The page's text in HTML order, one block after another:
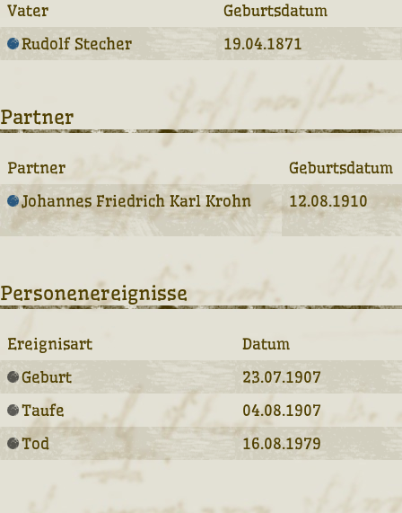
Vater
Geburtsdatum
Rudolf Stecher
19.04.1871
Partner
Partner
Geburtsdatum
Johannes Friedrich Karl Krohn
12.08.1910
Personenereignisse
Ereignisart
Datum
Geburt
23.07.1907
Taufe
04.08.1907
Tod
16.08.1979